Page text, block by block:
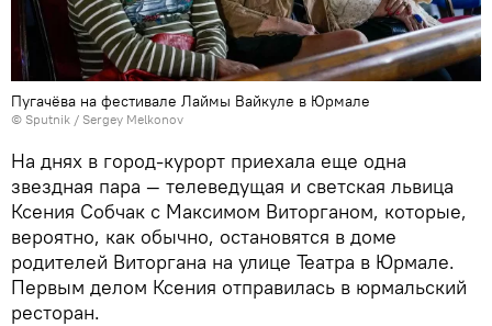
Пугачёва на фестивале Лаймы Вайкуле в Юрмале
© Sputnik / Sergey Melkonov
На днях в город-курорт приехала еще одна
звездная пара — телеведущая и светская львица
Ксения Собчак с Максимом Виторганом, которые,
вероятно, как обычно, остановятся в доме
родителей Виторгана на улице Театра в Юрмале.
Первым делом Ксения отправилась в юрмальский
ресторан.